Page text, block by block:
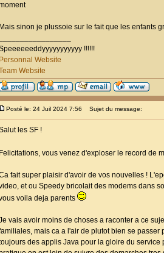
Mais sinon je plussoie sur le fait que les enfants
!!!!!!
Personnal Website
Website
Posté le: 24 Juil 2024 7:56 Sujet du message:
les SF !
Felicitations, vous venez d'exploser le record de
fait super plaisir d'avoir de vos nouvelles !
et ou Speedy bricolait des modems dans
voila deja parents
vais avoir moins de choses a raconter a ce
mais ca a l'air de plutot bien se
des applis Java pour la gloire du